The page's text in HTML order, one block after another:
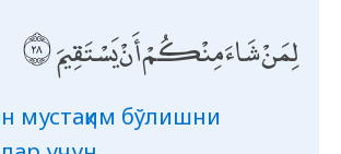
لِمَنْ شَاءَ مِنْكُمْ أَنْ يَسْتَقِيمَ
мустақим бўлишни